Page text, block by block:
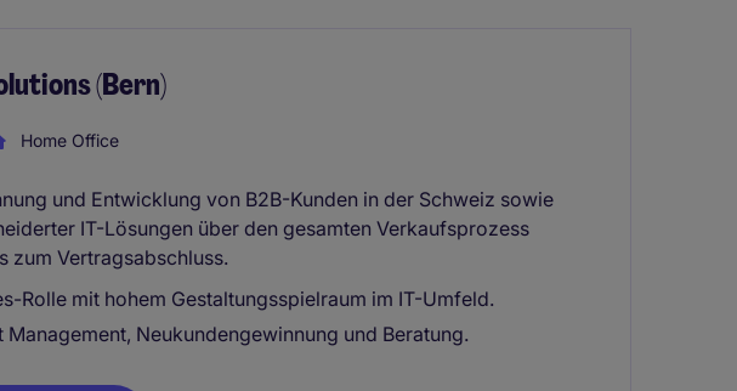
(Bern)
Home Office
und Entwicklung von B2B-Kunden in der Schweiz sowie
IT-Lösungen über den gesamten Verkaufsprozess
zum Vertragsabschluss.
Rolle mit hohem Gestaltungsspielraum im IT-Umfeld.
Neukundengewinnung und Beratung.